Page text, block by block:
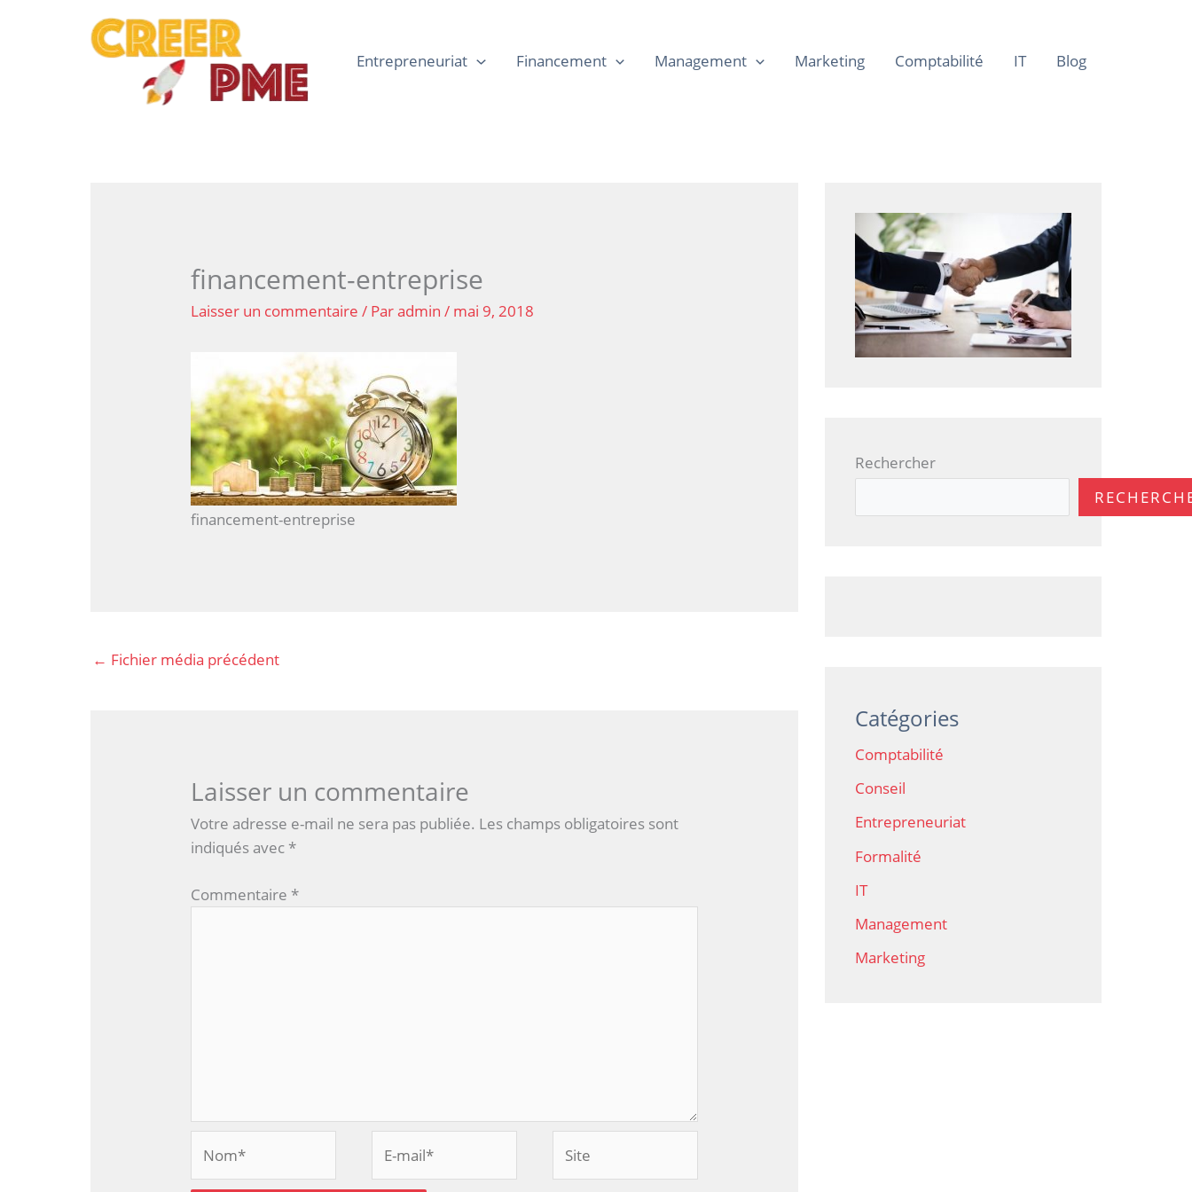
Entrepreneuriat Financement Management Marketing Comptabilité IT Blog
financement-entreprise
Laisser un commentaire / Paradmin/ mai 9, 2018
financement-entreprise
← Fichier média précédent
Laisser un commentaire
Votre adresse e-mail ne sera pas publiée. Les champs obligatoires sont
indiqués avec *
Commentaire *
mail*
Rechercher
Catégories
Comptabilité
Conseil
Entrepreneuriat
Formalité
IT
Management
Marketing